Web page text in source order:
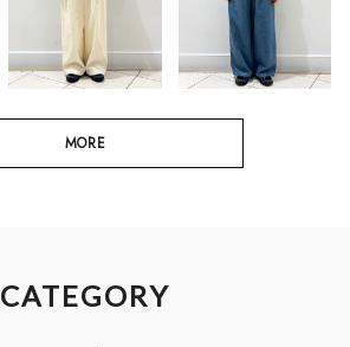
MORE
CATEGORY